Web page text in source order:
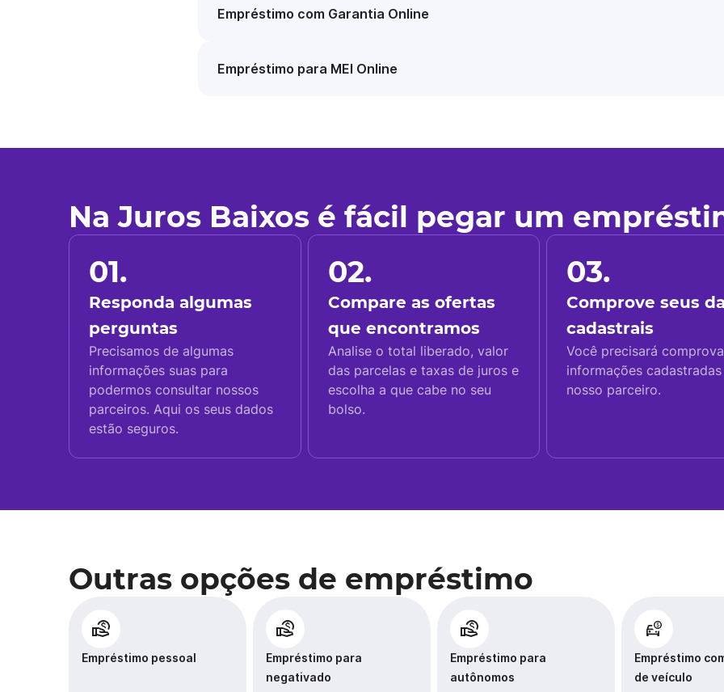
Empréstimo com Garantia Online
Empréstimo para MEI Online
Na Juros Baixos é fácil pegar um
01.
Responda algumas
perguntas
Precisamos de algumas
informações suas para
podermos consultar nossos
parceiros. Aqui os seus dados
estão seguros.
02.
Compare as ofertas
que encontramos
Analise o total liberado, valor
das parcelas e taxas de juros e
escolha a que cabe no seu
bolso.
03.
Comprove seus
cadastrais
Você precisará
informações
nosso parceiro.
Outras opções de empréstimo
Empréstimo pessoal
Empréstimo para
negativado
Empréstimo para
autônomos
Empréstimo
de veículo